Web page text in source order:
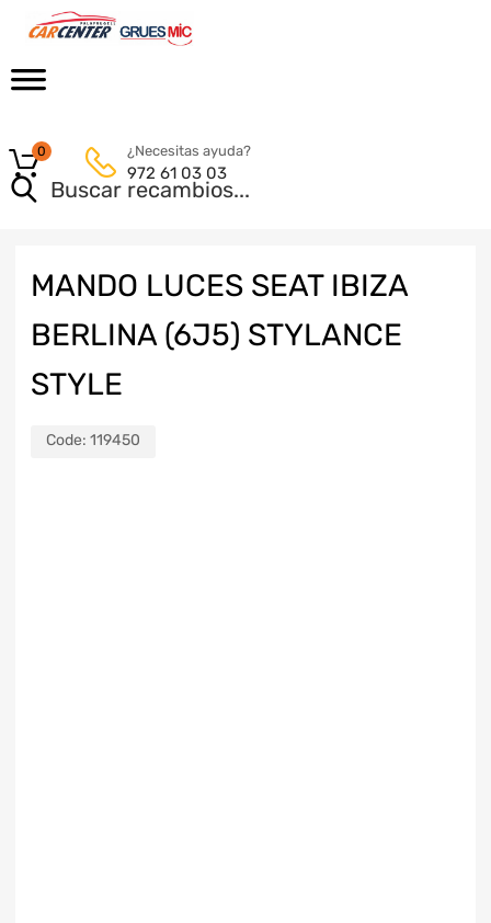
¿Necesitas ayuda?
972 61 03 03
0
MANDO LUCES SEAT IBIZA
BERLINA (6J5) STYLANCE
STYLE
Code: 119450